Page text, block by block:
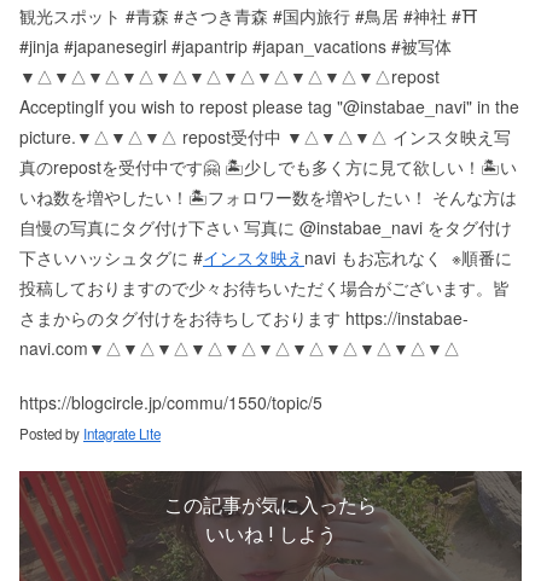
観光スポット #青森 #さつき青森 #国内旅行 #鳥居 #神社 #⛩
#jinja #japanesegirl #japantrip #japan_vacations #被写体
▼△▼△▼△▼△▼△▼△▼△▼△▼△▼△▼△ repost
Accepting If you wish to repost please tag "@instabae_navi" in the
picture. ▼△▼△▼△ repost受付中 ▼△▼△▼△ インスタ映え写
真のrepostを受付中です🤗 🏝少しでも多く方に見て欲しい！ 🏝い
いね数を増やしたい！ 🏝フォロワー数を増やしたい！ そんな方は
自慢の写真にタグ付け下さい 写真に @instabae_navi をタグ付け
下さい️ ハッシュタグに #インスタ映え navi もお忘れなく ️ ※順番に
投稿しておりますので少々お待ちいただく場合がございます。 皆
さまからのタグ付けをお待ちしております https://instabae-
navi.com ▼△▼△▼△▼△▼△▼△▼△▼△▼△▼△▼△
https://blogcircle.jp/commu/1550/topic/5
Posted by Intagrate Lite
この記事が気に入ったら
いいね ! しよう